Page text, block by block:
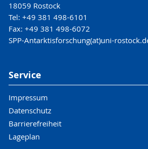
18059 Rostock
Tel: +49 381 498-6101
Fax: +49 381 498-6072
SPP-Antarktisforschung(at)uni-
Service
Impressum
Datenschutz
Barrierefreiheit
Lageplan